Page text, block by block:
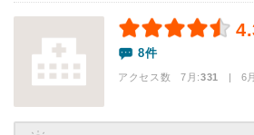
8件
アクセス数 7月:331 | 6